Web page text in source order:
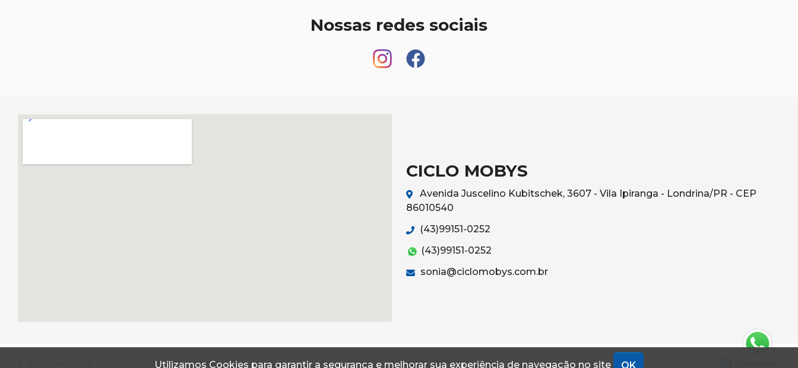
Utilizamos Cookies para garantir a segurança e melhorar sua experiência de navegação no site OK
Nossas redes sociais
CICLO MOBYS
Avenida Juscelino Kubitschek, 3607 - Vila Ipiranga - Londrina/PR - CEP
86010540
(43)99151-0252
(43)99151-0252
sonia@ciclomobys.com.br
© 2026 Autoconf. Todos os direitos reservados. Termos Privacidade